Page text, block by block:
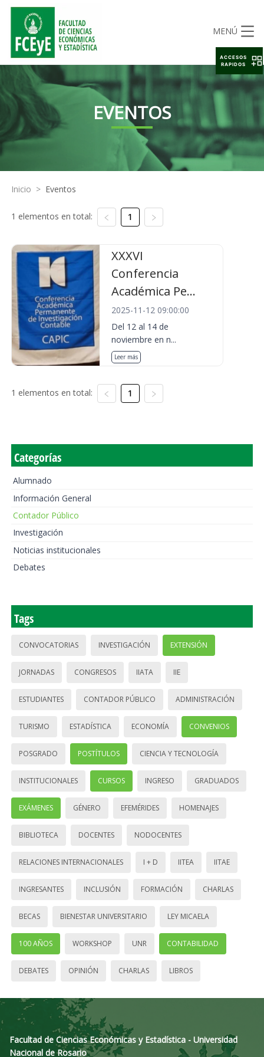
MENÚ
EVENTOS
Inicio > Eventos
1 elementos en total: 1
XXXVI
Conferencia
Académica Pe...
2025-11-12 09:00:00
Del 12 al 14 de
noviembre en n...
Leer más
1 elementos en total: 1
Categorías
Alumnado
Información General
Contador Público
Investigación
Noticias institucionales
Debates
Tags
CONVOCATORIAS INVESTIGACIÓN EXTENSIÓN
JORNADAS CONGRESOS IIATA IIE
ESTUDIANTES CONTADOR PÚBLICO ADMINISTRACIÓN
TURISMO ESTADÍSTICA ECONOMÍA CONVENIOS
POSGRADO POSTÍTULOS CIENCIA Y TECNOLOGÍA
INSTITUCIONALES CURSOS INGRESO GRADUADOS
EXÁMENES GÉNERO EFEMÉRIDES HOMENAJES
BIBLIOTECA DOCENTES NODOCENTES
RELACIONES INTERNACIONALES I + D IITEA IITAE
INGRESANTES INCLUSIÓN FORMACIÓN CHARLAS
BECAS BIENESTAR UNIVERSITARIO LEY MICAELA
100 AÑOS WORKSHOP UNR CONTABILIDAD
DEBATES OPINIÓN CHARLAS LIBROS
Facultad de Ciencias Económicas y Estadística - Universidad
Nacional de Rosario
ACCESOS
RAPIDOS